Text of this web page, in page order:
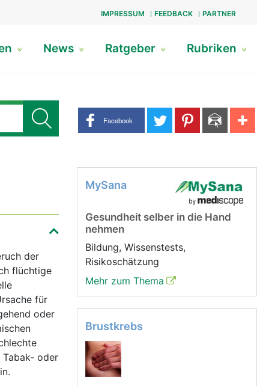
IMPRESSUM FEEDBACK PARTNER
News Ratgeber Rubriken
Share buttons
Facebook
der
flüchtige
für
oder
Tabak- oder
MySana
Gesundheit selber in die Hand
nehmen
Bildung, Wissenstests,
Risikoschätzung
Mehr zum Thema
Brustkrebs